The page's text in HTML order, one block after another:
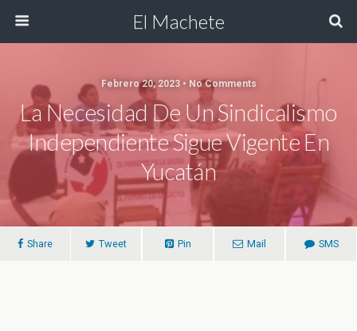
El Machete
Febrero 20, 2023 • No Comments
La Necesidad De Un Sindicalismo
Independiente Sigue Vigente En
Yucatán
Share Tweet Pin Mail SMS